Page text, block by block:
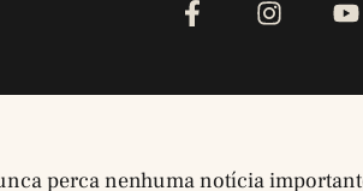
perca nenhuma notícia